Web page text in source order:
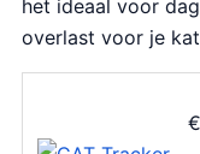
het ideaal voor
overlast voor je
€